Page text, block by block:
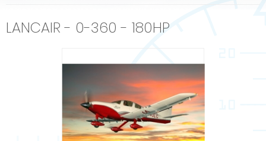
LANCAIR - 0-360 - 180HP